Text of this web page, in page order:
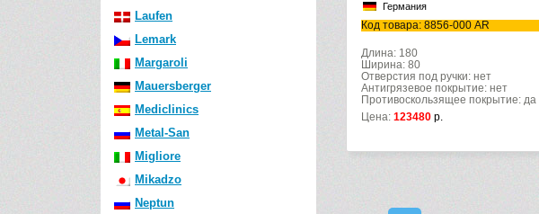
Laufen
Lemark
Margaroli
Mauersberger
Mediclinics
Metal-San
Migliore
Mikadzo
Neptun
Германия
Код товара: 8856-000 AR
Длина: 180
Ширина: 80
Отверстия под ручки: нет
Антигрязевое покрытие: нет
Противоскользящее покрытие: да
Цена: 123480 р.